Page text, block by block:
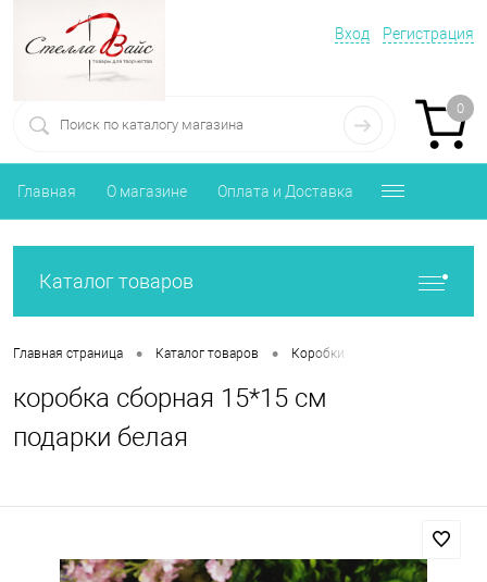
Вход Регистрация
0
Главная О магазине Оплата и Доставка
Каталог товаров
Главная страница • Каталог товаров • Коробки
коробка сборная 15*15 см
подарки белая